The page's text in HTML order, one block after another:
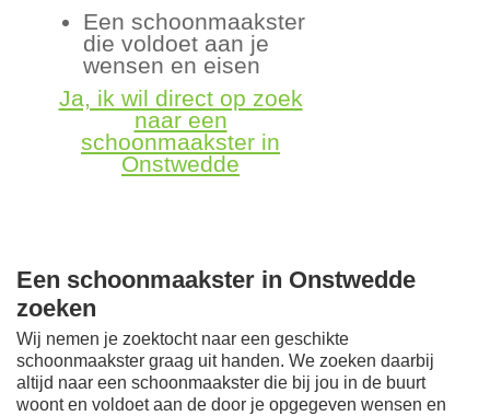
Een schoonmaakster
die voldoet aan je
wensen en eisen
Ja, ik wil direct op zoek
naar een
schoonmaakster in
Onstwedde
Een schoonmaakster in Onstwedde
zoeken
Wij nemen je zoektocht naar een geschikte
schoonmaakster graag uit handen. We zoeken daarbij
altijd naar een schoonmaakster die bij jou in de buurt
woont en voldoet aan de door je opgegeven wensen en